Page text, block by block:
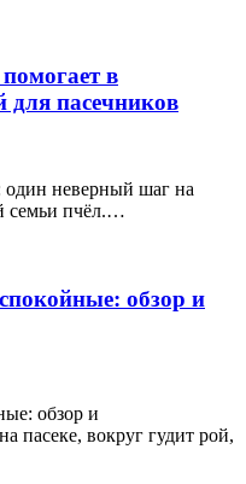
в
для пасечников
неверный шаг на
семьи пчёл.…
обзор и
обзор и
пасеке, вокруг гудит рой,